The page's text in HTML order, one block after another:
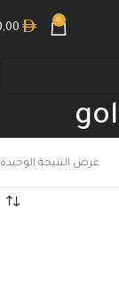
0
عرض النتيجة الوحيدة